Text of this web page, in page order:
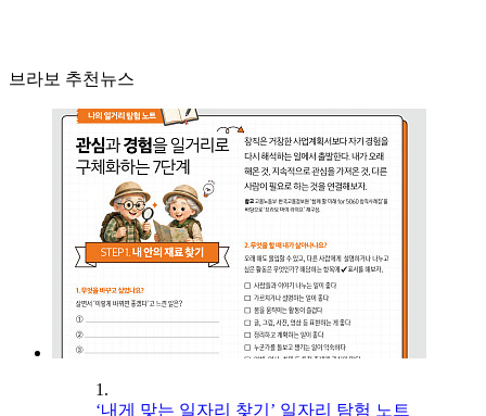
브라보 추천뉴스
1.
‘내게 맞는 일자리 찾기’ 일자리 탐험 노트